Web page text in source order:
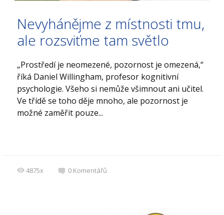
Nevyhánějme z místnosti tmu,
ale rozsviťme tam světlo
„Prostředí je neomezené, pozornost je omezená,“
říká Daniel Willingham, profesor kognitivní
psychologie. Všeho si nemůže všimnout ani učitel.
Ve třídě se toho děje mnoho, ale pozornost je
možné zaměřit pouze...
4875x 0 Komentářů